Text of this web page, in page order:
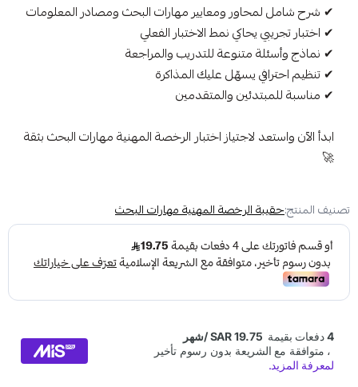
✔ شرح شامل لمحاور ومعايير مهارات البحث ومصادر المعلومات
✔ اختبار تجريبي يحاكي نمط الاختبار الفعلي
✔ نماذج وأسئلة متنوعة للتدريب والمراجعة
✔ تنظيم احترافي يسهّل عليك المذاكرة
✔ مناسبة للمبتدئين والمتقدمين
ابدأ الآن واستعد لاجتياز اختبار الرخصة المهنية مهارات البحث بثقة
🚀
تصنيف المنتج:حقيبة الرخصة المهنية مهارات البحث